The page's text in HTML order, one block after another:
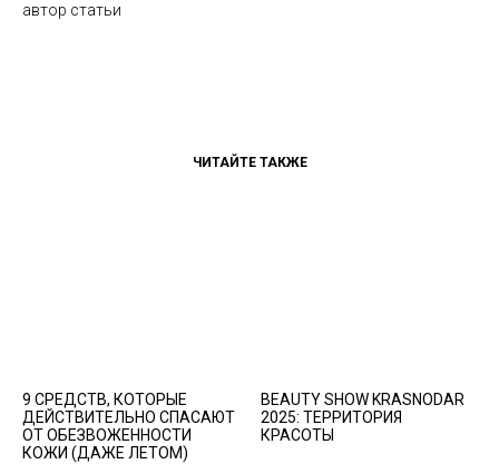
автор статьи
ЧИТАЙТЕ ТАКЖЕ
9 СРЕДСТВ, КОТОРЫЕ
ДЕЙСТВИТЕЛЬНО СПАСАЮТ
ОТ ОБЕЗВОЖЕННОСТИ
КОЖИ (ДАЖЕ ЛЕТОМ)
BEAUTY SHOW KRASNODAR
2025: ТЕРРИТОРИЯ
КРАСОТЫ